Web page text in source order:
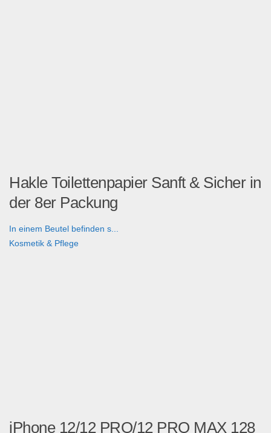
Hakle Toilettenpapier Sanft & Sicher in
der 8er Packung
In einem Beutel befinden s...
Kosmetik & Pflege
iPhone 12/12 PRO/12 PRO MAX 128